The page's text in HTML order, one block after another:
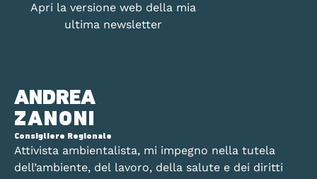
ANDREA
ZANONI
Consigliere Regionale
Attivista ambientalista, mi impegno nella tutela
dell’ambiente, del lavoro, della salute e dei diritti
Apri la versione web della mia
ultima newsletter